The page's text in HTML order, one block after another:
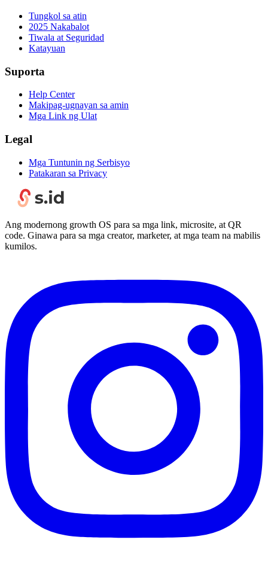
Tungkol sa atin
2025 Nakabalot
Tiwala at Seguridad
Katayuan
Suporta
Help Center
Makipag-ugnayan sa amin
Mga Link ng Ulat
Legal
Mga Tuntunin ng Serbisyo
Patakaran sa Privacy
Ang modernong growth OS para sa mga link, microsite, at QR
code. Ginawa para sa mga creator, marketer, at mga team na mabilis
kumilos.